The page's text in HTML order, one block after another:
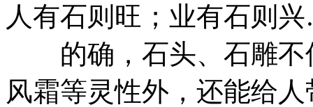
人有石则旺；业有石则
的确，石头、石雕不
风霜等灵性外，还能给